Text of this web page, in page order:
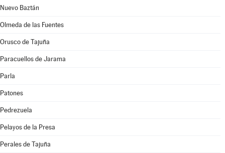
Nuevo Baztán
Olmeda de las Fuentes
Orusco de Tajuña
Paracuellos de Jarama
Parla
Patones
Pedrezuela
Pelayos de la Presa
Perales de Tajuña